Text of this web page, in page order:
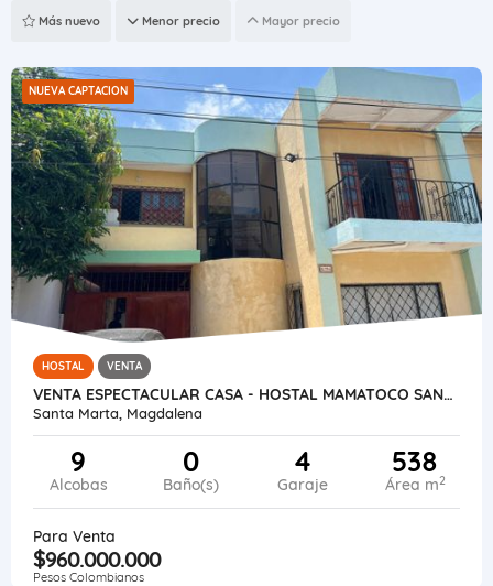
Más nuevo Menor precio Mayor precio
NUEVA CAPTACION
HOSTAL VENTA
VENTA ESPECTACULAR CASA - HOSTAL MAMATOCO SANTA MARTA
Santa Marta, Magdalena
9
Alcobas
0
Baño(s)
4
Garaje
538
Área m2
Para Venta
$960.000.000
Pesos Colombianos